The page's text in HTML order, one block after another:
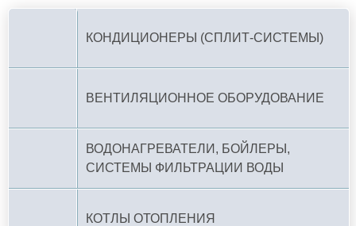
КОНДИЦИОНЕРЫ (СПЛИТ-СИСТЕМЫ)
ВЕНТИЛЯЦИОННОЕ ОБОРУДОВАНИЕ
ВОДОНАГРЕВАТЕЛИ, БОЙЛЕРЫ,
СИСТЕМЫ ФИЛЬТРАЦИИ ВОДЫ
КОТЛЫ ОТОПЛЕНИЯ